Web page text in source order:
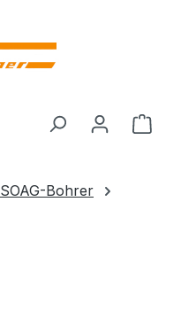
SOAG-Bohrer